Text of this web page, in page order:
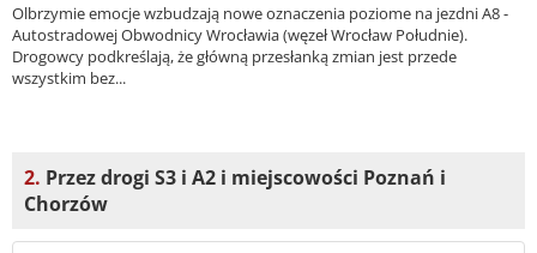
Olbrzymie emocje wzbudzają nowe oznaczenia poziome na jezdni A8 -
Autostradowej Obwodnicy Wrocławia (węzeł Wrocław Południe).
Drogowcy podkreślają, że główną przesłanką zmian jest przede
wszystkim bez...
2. Przez drogi S3 i A2 i miejscowości Poznań i
Chorzów